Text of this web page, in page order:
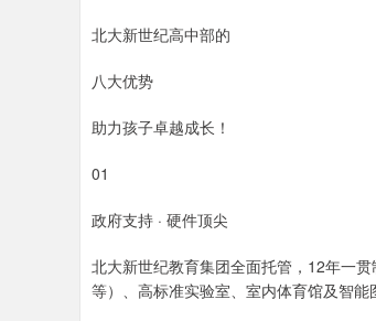
北大新世纪高中部的
八大优势
助力孩子卓越成长！
01
政府支持 · 硬件顶尖
北大新世纪教育集团全面托管，12年一
等）、高标准实验室、室内体育馆及智能